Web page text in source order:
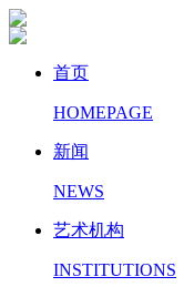
首页
HOMEPAGE
新闻
NEWS
艺术机构
INSTITUTIONS